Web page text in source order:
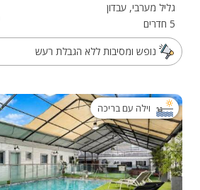
גליל מערבי, עבדון
5 חדרים
נופש ומסיבות ללא הגבלת רעש
וילה עם בריכה